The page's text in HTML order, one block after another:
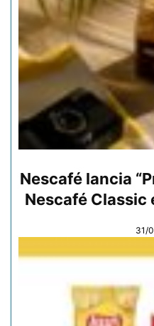
Nescafé lancia
Nescafé Classic
31/